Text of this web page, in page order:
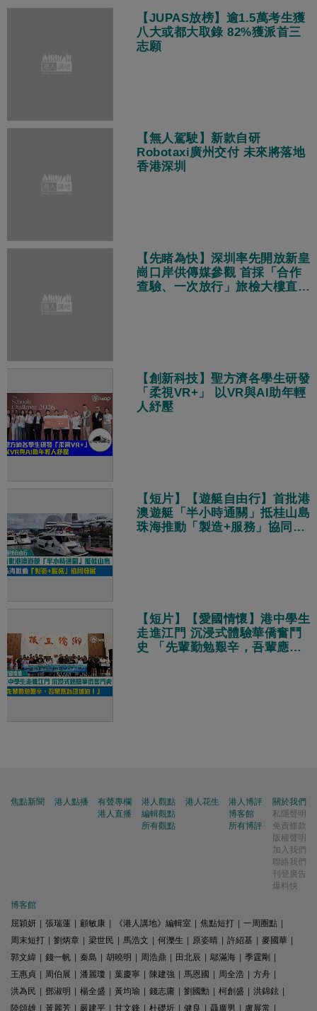
【JUPAS放榜】逾1.5萬考生獲
八大或都大取錄 82%獲派首三
志願
【無人駕駛】新款自研
Robotaxi廣州交付 未來將落地
香港深圳
【先睹為快】深圳率先開放新皇
崗口岸供傳媒參觀 首採「合作
查驗、一次放行」旅檢大樓直連
【創新科技】聖方濟各學生研發
「柔視VR+」 以VR與AI助年輕
人紓壓
【短片】【遊艇自由行】首批港
澳遊艇「半小時通關」抵桂山島
珠海推動「製造+服務」協同發
【短片】【愛國情懷】港中學生
走進江門 沉浸式體驗華僑奮鬥
史 「先輩勤勉艱辛，吾輩應為
焦點新聞 港人點播
有聲專欄
港人直播
港人觀點
編輯觀點
所有觀點
港人花生
港人博評
博客館
所有博評
關於我們
私隱聲明
免責條款
版權聲明
加入我們
聯絡我們
刊登廣告
爆料快
博客館
屈穎妍 | 張瑞蓮 | 顧敏康 | 《港人講地》編輯室 | 焦點短打 | 一周圈點 |
周末短打 | 劉炳章 | 梁世民 | 馬浩文 | 何濼生 | 原姿晴 | 許紹基 | 麥國華 |
郭文緯 | 錢一帆 | 秦島 | 胡曉明 | 周浩鼎 | 田北辰 | 鄔滿海 | 季霆剛 |
王惠貞 | 周伯展 | 潘麗瓊 | 葉慶寧 | 陳建強 | 馬恩國 | 周全浩 | 方舟 |
洪為民 | 鄧淑明 | 楊全盛 | 黃均瑜 | 錢志庸 | 劉國勳 | 柯創盛 | 洪錦鉉 |
陸頌雄 | 黃麗芳 | 嚴建平 | 甘文鋒 | 杜礎圻 | 健良 | 聶廣男 | 盧展常 |